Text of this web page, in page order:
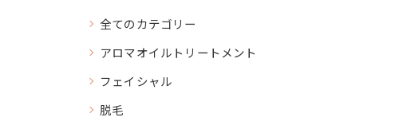
全てのカテゴリー
アロマオイルトリートメント
フェイシャル
脱毛